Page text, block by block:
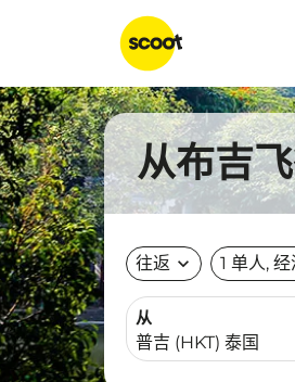
从布吉
往返 expand_more 1 单人,
从